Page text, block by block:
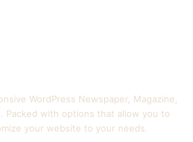
WordPress Newspaper, Magazine,
Packed with options that allow you to
your website to your needs.